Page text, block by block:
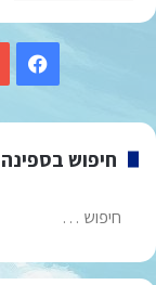
חיפוש בספינה